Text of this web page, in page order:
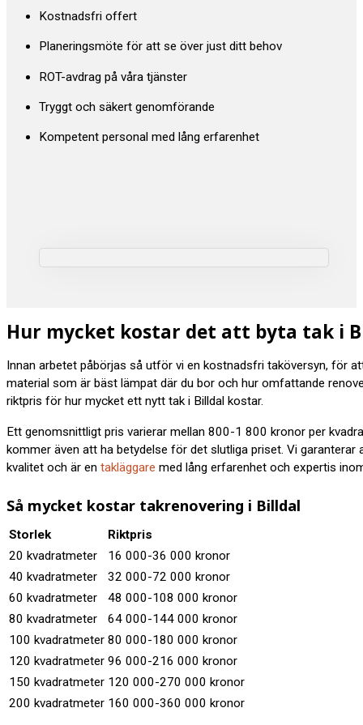
Kostnadsfri offert
Planeringsmöte för att se över just ditt behov
ROT-avdrag på våra tjänster
Tryggt och säkert genomförande
Kompetent personal med lång erfarenhet
Hur mycket kostar det att byta tak i
Innan arbetet påbörjas så utför vi en kostnadsfri taköversyn, för
material som är bäst lämpat där du bor och hur omfattande
riktpris för hur mycket ett nytt tak i Billdal kostar.
Ett genomsnittligt pris varierar mellan 800-1 800 kronor per
kommer även att ha betydelse för det slutliga priset. Vi
kvalitet och är en takläggare med lång erfarenhet och expertis
Så mycket kostar takrenovering i Billdal
Storlek
Riktpris
20 kvadratmeter
16 000-36 000 kronor
40 kvadratmeter
32 000-72 000 kronor
60 kvadratmeter
48 000-108 000 kronor
80 kvadratmeter
64 000-144 000 kronor
100 kvadratmeter 80 000-180 000 kronor
120 kvadratmeter 96 000-216 000 kronor
150 kvadratmeter 120 000-270 000 kronor
200 kvadratmeter 160 000-360 000 kronor